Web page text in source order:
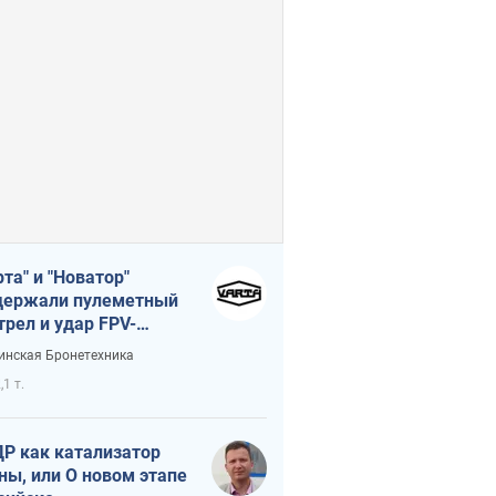
и "Новатор"
пулеметный
и удар FPV-
сохранив жизнь
Бронетехника
т.
как катализатор
или О новом этапе